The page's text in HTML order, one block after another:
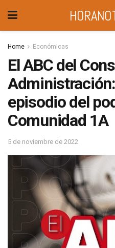
Home Económicas
El ABC del
episodio del
Comunidad 1A
5 de noviembre de 2022